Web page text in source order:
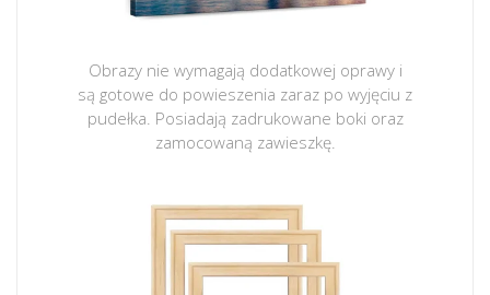
Obrazy nie wymagają dodatkowej oprawy i
są gotowe do powieszenia zaraz po wyjęciu z
pudełka. Posiadają zadrukowane boki oraz
zamocowaną zawieszkę.